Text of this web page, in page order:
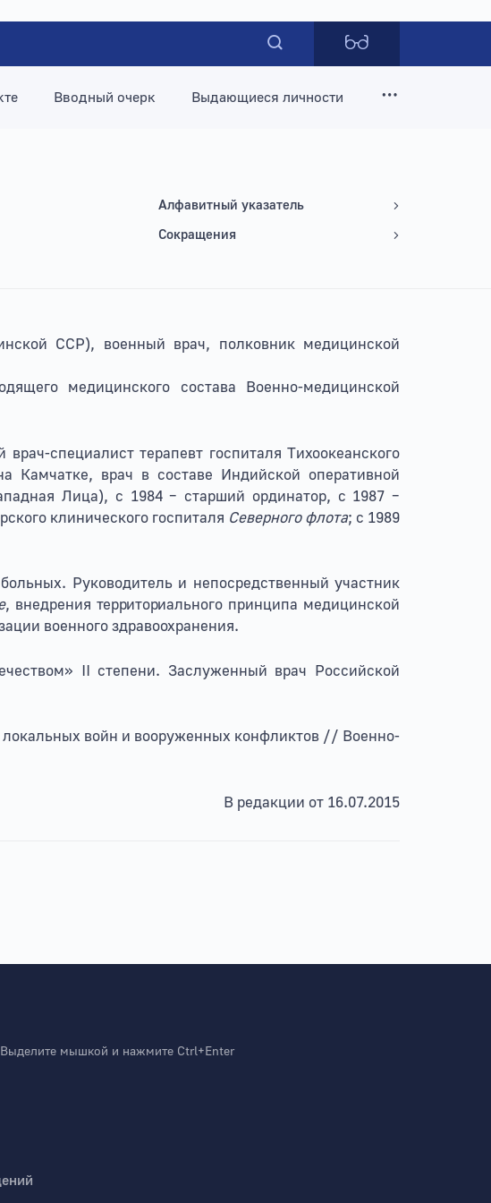
Вводный очерк Выдающиеся личности
Алфавитный указатель
Сокращения
ССР), военный врач, полковник медицинской
медицинского состава Военно-медицинской
специалист терапевт госпиталя Тихоокеанского
Камчатке, врач в составе Индийской оперативной
Лица), с 1984 – старший ординатор, с 1987 –
клинического госпиталя Северного флота; с 1989
Руководитель и непосредственный участник
, внедрения территориального принципа медицинской
военного здравоохранения.
II степени. Заслуженный врач Российской
войн и вооруженных конфликтов // Военно-
В редакции от 16.07.2015
мышкой и нажмите Ctrl+Enter